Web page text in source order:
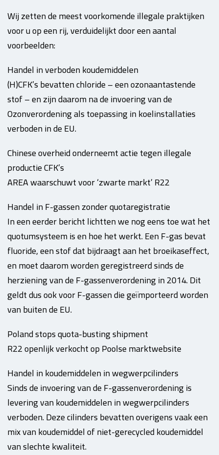
Wij zetten de meest voorkomende illegale praktijken
voor u op een rij, verduidelijkt door een aantal
voorbeelden:
Handel in verboden koudemiddelen
(H)CFK’s bevatten chloride – een ozonaantastende
stof – en zijn daarom na de invoering van de
Ozonverordening als toepassing in koelinstallaties
verboden in de EU.
Chinese overheid onderneemt actie tegen illegale
productie CFK’s
AREA waarschuwt voor ‘zwarte markt’ R22
Handel in F-gassen zonder quotaregistratie
In een eerder bericht lichtten we nog eens toe wat het
quotumsysteem is en hoe het werkt. Een F-gas bevat
fluoride, een stof dat bijdraagt aan het broeikaseffect,
en moet daarom worden geregistreerd sinds de
herziening van de F-gassenverordening in 2014. Dit
geldt dus ook voor F-gassen die geïmporteerd worden
van buiten de EU.
Poland stops quota-busting shipment
R22 openlijk verkocht op Poolse marktwebsite
Handel in koudemiddelen in wegwerpcilinders
Sinds de invoering van de F-gassenverordening is
levering van koudemiddelen in wegwerpcilinders
verboden. Deze cilinders bevatten overigens vaak een
mix van koudemiddel of niet-gerecycled koudemiddel
van slechte kwaliteit.